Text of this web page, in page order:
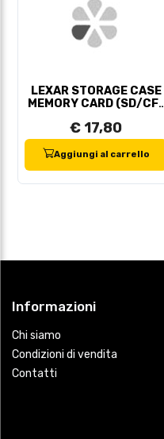
LEXAR STORAGE CASE
MEMORY CARD (SD/CF-
€ 17,80
Aggiungi al carrello
Informazioni
Chi siamo
Condizioni di vendita
Contatti